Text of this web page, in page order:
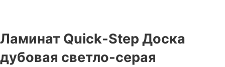
Ламинат Quick-Step Доска
дубовая светло-серая